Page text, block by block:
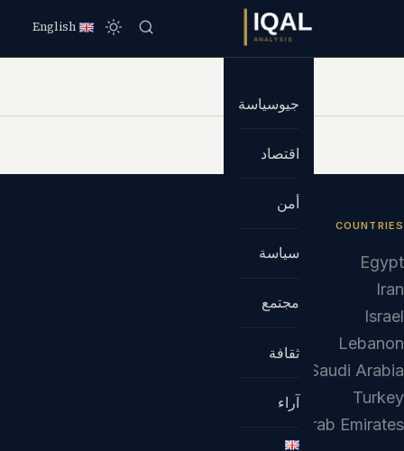
English
جيوسياسة
اقتصاد
أمن
سياسة
مجتمع
ثقافة
آراء
COUNTRIES
Egypt
Iran
Israel
Lebanon
Saudi Arabia
Turkey
United Arab Emirates